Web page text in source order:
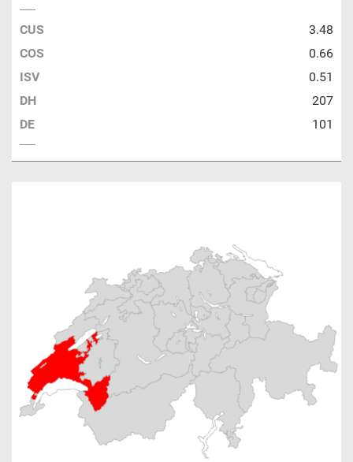
CUS
3.48
COS
0.66
ISV
0.51
DH
207
DE
101